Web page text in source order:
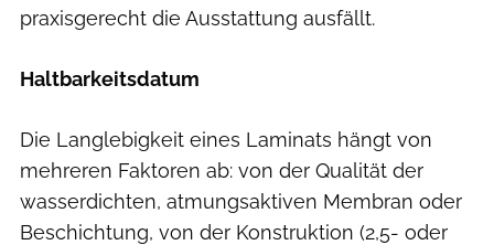
praxisgerecht die Ausstattung ausfällt.
Haltbarkeitsdatum
Die Langlebigkeit eines Laminats hängt von
mehreren Faktoren ab: von der Qualität der
wasserdichten, atmungsaktiven Membran oder
Beschichtung, von der Konstruktion (2,5- oder